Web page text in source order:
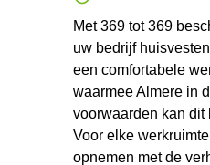
Met 369 tot 369
uw bedrijf
een comfortabele
waarmee Almere in
voorwaarden kan dit
Voor elke
opnemen met de